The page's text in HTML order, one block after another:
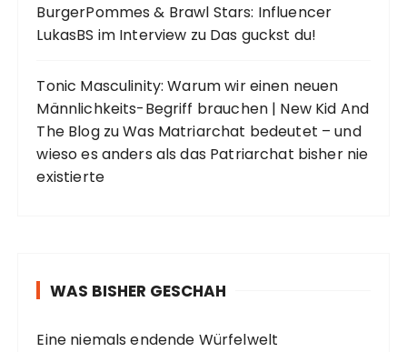
BurgerPommes & Brawl Stars: Influencer
LukasBS im Interview zu Das guckst du!
Tonic Masculinity: Warum wir einen neuen
Männlichkeits-Begriff brauchen | New Kid And
The BlogzuWas Matriarchat bedeutet – und
wieso es anders als das Patriarchat bisher nie
existierte
WAS BISHER GESCHAH
Eine niemals endende Würfelwelt